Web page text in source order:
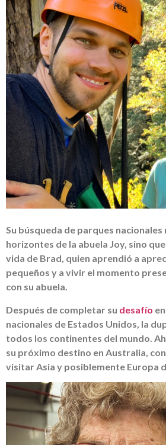
Su búsqueda de parques
horizontes de la abuela Joy, sino
vida de Brad, quien aprendió a
pequeños y a vivir el momento
con su abuela.
Después de completar su desafío
nacionales de Estados Unidos, la
todos los continentes del mundo.
su próximo destino en Australia,
visitar Asia y posiblemente Europa